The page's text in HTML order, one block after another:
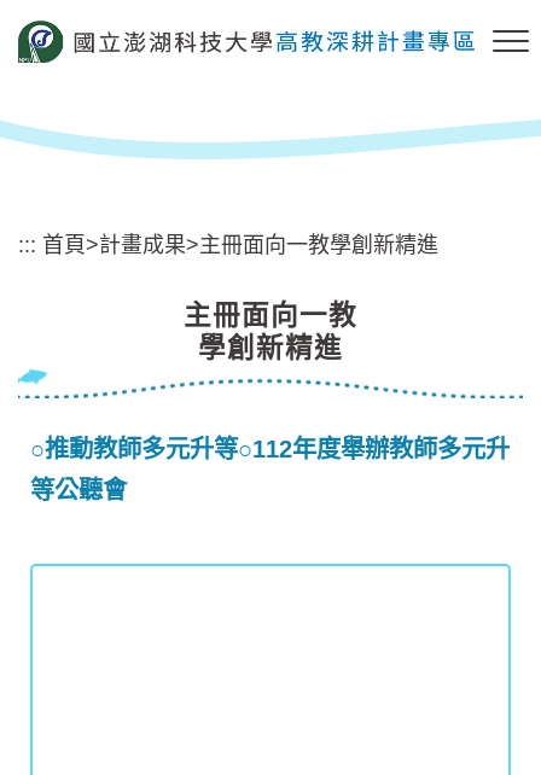
內
::: 首頁 >計畫成果>主冊面向一教學創新精進
主冊面向一教
學創新精進
○推動教師多元升等○112年度舉辦教師多元升
等公聽會